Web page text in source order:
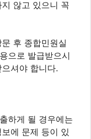
않고 있으니 꼭
후 종합민원실
으로 발급받으시
셔야 합니다.
하게 될 경우에는
에 문제 등이 있